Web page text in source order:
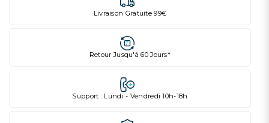
Livraison Gratuite 99€
Retour Jusqu'à 60 Jours*
Support : Lundi - Vendredi 10h-18h